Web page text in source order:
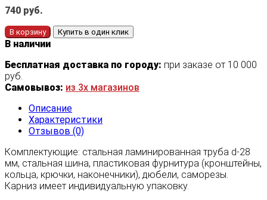
740 руб.
В корзину Купить в один клик
В наличии
Бесплатная доставка по городу: при заказе от 10 000
руб.
Самовывоз: из 3х магазинов
Описание
Характеристики
Отзывов (0)
Комплектующие: стальная ламинированная труба d-28
мм, стальная шина, пластиковая фурнитура (кронштейны,
кольца, крючки, наконечники), дюбели, саморезы.
Карниз имеет индивидуальную упаковку.